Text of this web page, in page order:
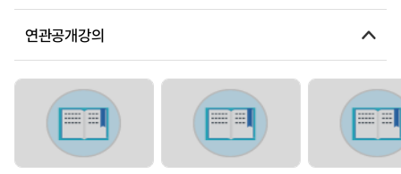
연관공개강의